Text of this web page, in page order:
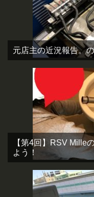
元店主の近況報告。
【第4回】RSV Mille
よう！